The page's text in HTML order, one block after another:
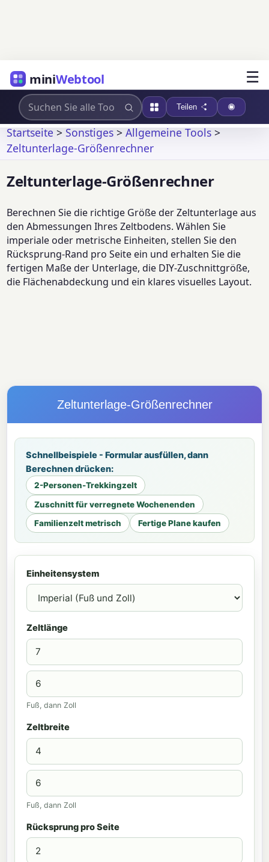
miniWebtool ☰
Teilen
Startseite>Sonstiges>Allgemeine Tools>
Zeltunterlage-Größenrechner
Zeltunterlage-Größenrechner
Berechnen Sie die richtige Größe der Zeltunterlage aus
den Abmessungen Ihres Zeltbodens. Wählen Sie
imperiale oder metrische Einheiten, stellen Sie den
Rücksprung-Rand pro Seite ein und erhalten Sie die
fertigen Maße der Unterlage, die DIY-Zuschnittgröße,
die Flächenabdeckung und ein klares visuelles Layout.
Zeltunterlage-Größenrechner
Schnellbeispiele - Formular ausfüllen, dann
Berechnen drücken:
2-Personen-Trekkingzelt
Zuschnitt für verregnete Wochenenden
Familienzelt metrisch
Fertige Plane kaufen
Einheitensystem
Zeltlänge
Fuß, dann Zoll
Zeltbreite
Fuß, dann Zoll
Rücksprung pro Seite